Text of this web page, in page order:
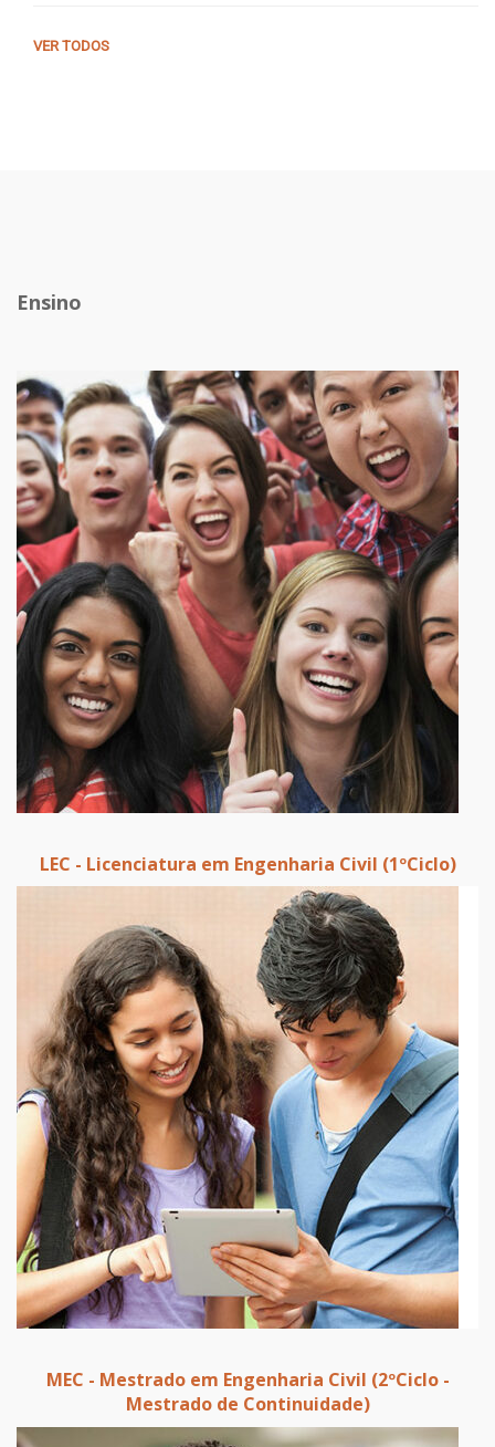
VER TODOS
Ensino
LEC - Licenciatura em Engenharia Civil (1ºCiclo)
MEC - Mestrado em Engenharia Civil (2ºCiclo -
Mestrado de Continuidade)